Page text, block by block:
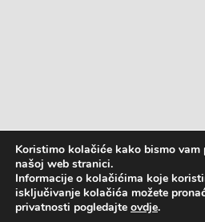
Ured - Karlovačka
pon - pet:
Koristimo kolačiće kako bismo
našoj web stranici.
Informacije o kolačićima koje
isključivanje kolačića možete
privatnosti pogledajte ovdje.